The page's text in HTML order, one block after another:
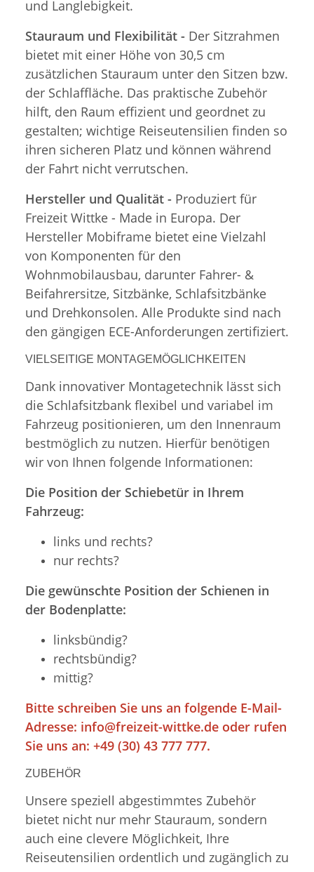
und Langlebigkeit.
Stauraum und Flexibilität - Der Sitzrahmen
bietet mit einer Höhe von 30,5 cm
zusätzlichen Stauraum unter den Sitzen bzw.
der Schlaffläche. Das praktische Zubehör
hilft, den Raum effizient und geordnet zu
gestalten; wichtige Reiseutensilien finden so
ihren sicheren Platz und können während
der Fahrt nicht verrutschen.
Hersteller und Qualität - Produziert für
Freizeit Wittke - Made in Europa. Der
Hersteller Mobiframe bietet eine Vielzahl
von Komponenten für den
Wohnmobilausbau, darunter Fahrer- &
Beifahrersitze, Sitzbänke, Schlafsitzbänke
und Drehkonsolen. Alle Produkte sind nach
den gängigen ECE-Anforderungen zertifiziert.
VIELSEITIGE MONTAGEMÖGLICHKEITEN
Dank innovativer Montagetechnik lässt sich
die Schlafsitzbank flexibel und variabel im
Fahrzeug positionieren, um den Innenraum
bestmöglich zu nutzen. Hierfür benötigen
wir von Ihnen folgende Informationen:
Die Position der Schiebetür in Ihrem
Fahrzeug:
links und rechts?
nur rechts?
Die gewünschte Position der Schienen in
der Bodenplatte:
linksbündig?
rechtsbündig?
mittig?
Bitte schreiben Sie uns an folgende E-Mail-
Adresse: info@freizeit-wittke.de oder rufen
Sie uns an: +49 (30) 43 777 777.
ZUBEHÖR
Unsere speziell abgestimmtes Zubehör
bietet nicht nur mehr Stauraum, sondern
auch eine clevere Möglichkeit, Ihre
Reiseutensilien ordentlich und zugänglich zu